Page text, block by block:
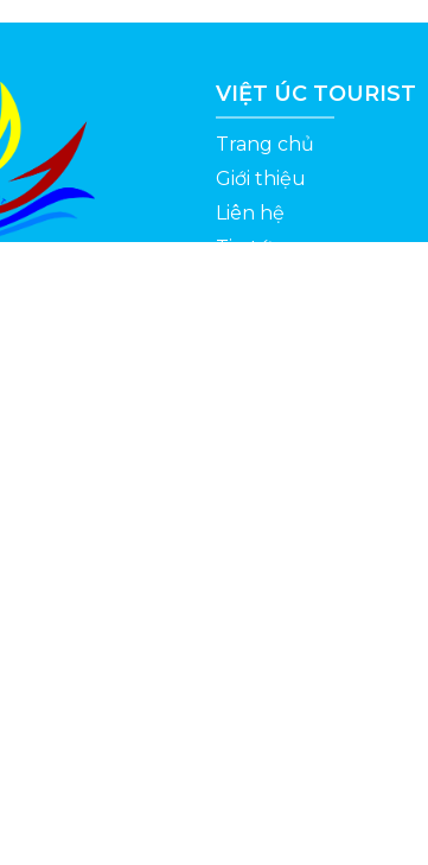
VIỆT ÚC TOURIST
Trang chủ
Giới thiệu
Liên hệ
Tin tức